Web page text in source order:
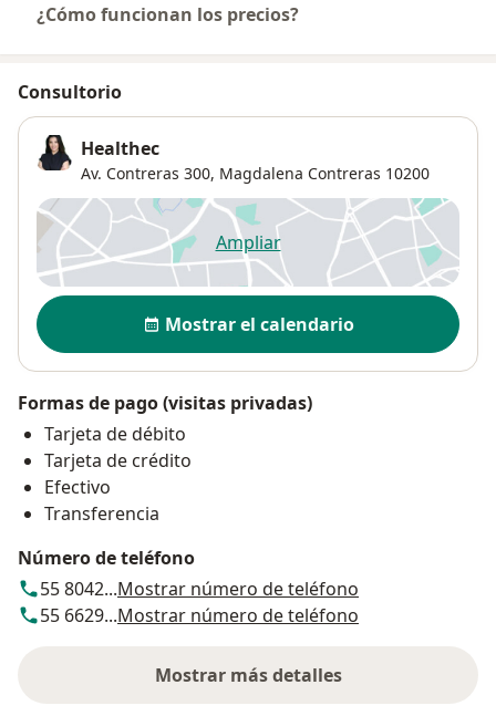
¿Cómo funcionan los precios?
Consultorio
Healthec
Av. Contreras 300, Magdalena Contreras 10200
Ampliarse abre en una nueva
Disponibilidad
Mostrar el calendario
Formas de pago (visitas privadas)
Tarjeta de débito
Tarjeta de crédito
Efectivo
Transferencia
Número de teléfono
55 8042...Mostrar número de teléfono
55 6629...Mostrar número de teléfono
Mostrar más detalles
sobre la dirección